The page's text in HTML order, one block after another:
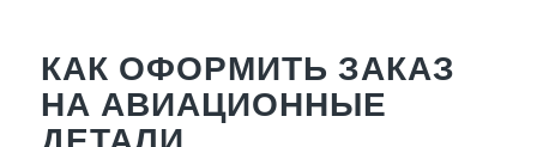
КАК ОФОРМИТЬ ЗАКАЗ
НА АВИАЦИОННЫЕ